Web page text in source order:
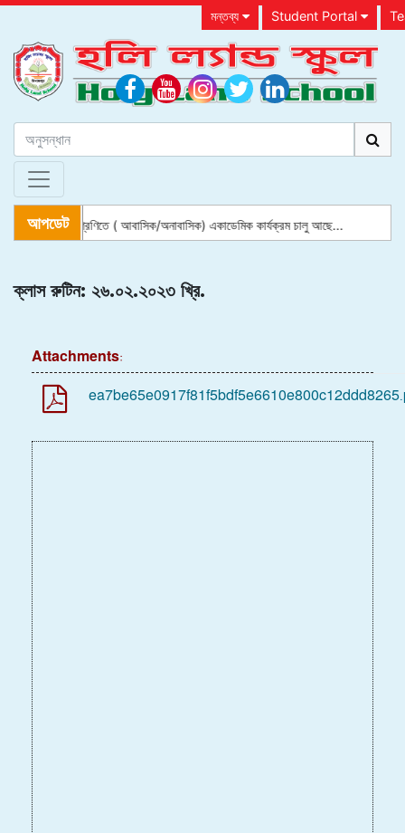
মন্তব্য Student Portal
আপডেট
গ্রুপ থেকে ৮ম শ্রেণিতে ( আবাসিক/অনাবাসিক) একাডেমিক কার্যক্রম চালু আছে...
ক্লাস রুটিন: ২৬.০২.২০২৩ খ্রি.
Attachments: